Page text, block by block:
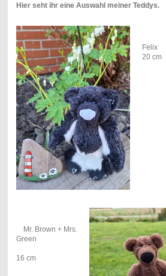
Hier seht ihr eine Auswahl meiner Teddys.
Felix
20 cm
Mr. Brown + Mrs.
Green
16 cm